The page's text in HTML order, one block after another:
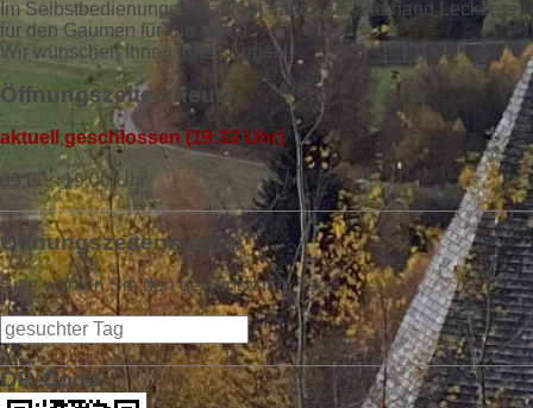
Im Selbstbedienungsrestaurant halten wir allerhand Leckeres
für den Gaumen für Sie bereit.
Wir wünschen Ihnen guten Appetit!
Öffnungszeiten heute:
aktuell geschlossen (19:33 Uhr)
09:00 - 19:00 Uhr
Öffnungszeitensuche:
Bitte wählen Sie den gewünschten Tag.
QR-Code